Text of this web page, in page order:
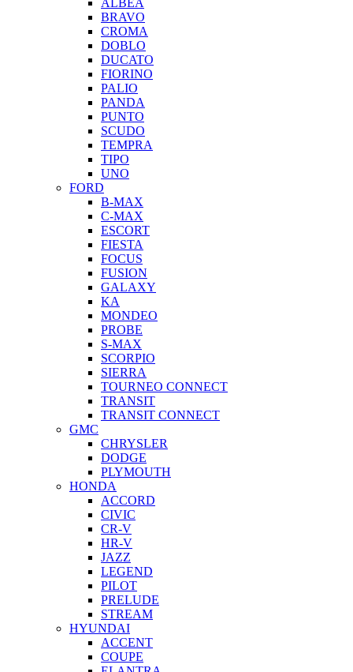
ALBEA
BRAVO
CROMA
DOBLO
DUCATO
FIORINO
PALIO
PANDA
PUNTO
SCUDO
TEMPRA
TIPO
UNO
FORD
B-MAX
C-MAX
ESCORT
FIESTA
FOCUS
FUSION
GALAXY
KA
MONDEO
PROBE
S-MAX
SCORPIO
SIERRA
TOURNEO CONNECT
TRANSIT
TRANSIT CONNECT
GMC
CHRYSLER
DODGE
PLYMOUTH
HONDA
ACCORD
CIVIC
CR-V
HR-V
JAZZ
LEGEND
PILOT
PRELUDE
STREAM
HYUNDAI
ACCENT
COUPE